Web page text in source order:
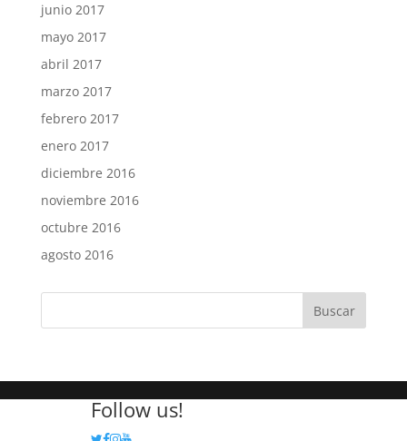
junio 2017
mayo 2017
abril 2017
marzo 2017
febrero 2017
enero 2017
diciembre 2016
noviembre 2016
octubre 2016
agosto 2016
Follow us!